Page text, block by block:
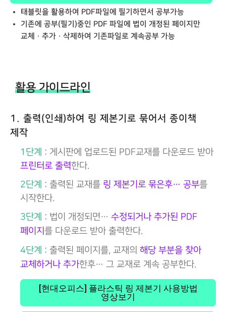
태블릿을 활용하여 PDF파일에 필기하면서 공부가능
기존에 공부(필기)중인 PDF 파일에 법이 개정된 페이지만
교체 · 추가 · 삭제하여 기존파일로 계속공부 가능
활용 가이드라인
1. 출력(인쇄)하여 링 제본기로 묶어서 종이책
제작
1단계
: 게시판에 업로드된 PDF교재를 다운로드 받아
프린터로 출력한다.
2단계
: 출력된 교재를 링 제본기로 묶은후… 공부를
시작한다.
3단계
: 법이 개정되면… 수정되거나 추가된 PDF
페이지 를 다운로드 받아 출력한다.
4단계
: 출력된 페이지를, 교재의 해당 부분을 찾아
교체하거나 추가한후… 그 교재로 계속 공부한다.
[현대오피스] 플라스틱 링 제본기 사용방법
영상보기